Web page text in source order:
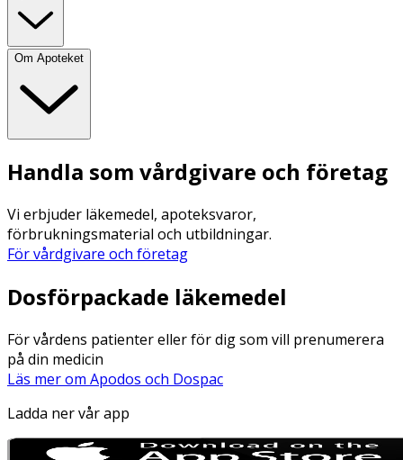
Om Apoteket
Handla som vårdgivare och företag
Vi erbjuder läkemedel, apoteksvaror,
förbrukningsmaterial och utbildningar.
För vårdgivare och företag
Dosförpackade läkemedel
För vårdens patienter eller för dig som vill prenumerera
på din medicin
Läs mer om Apodos och Dospac
Ladda ner vår app